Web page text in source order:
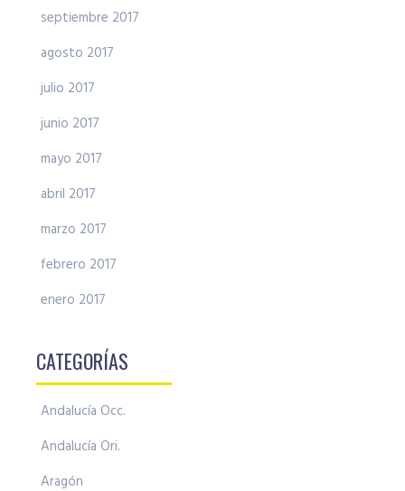
septiembre 2017
agosto 2017
julio 2017
junio 2017
mayo 2017
abril 2017
marzo 2017
febrero 2017
enero 2017
CATEGORÍAS
Andalucía Occ.
Andalucía Ori.
Aragón